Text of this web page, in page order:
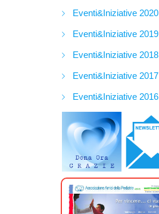
Eventi&Iniziative 2020
Eventi&Iniziative 2019
Eventi&Iniziative 2018
Eventi&Iniziative 2017
Eventi&Iniziative 2016